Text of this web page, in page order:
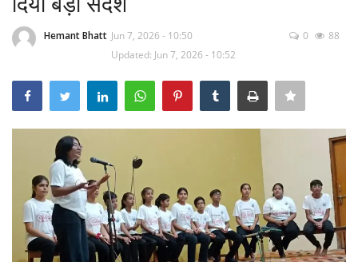
Home
Contact
मध्यप्रदेश
छत्तीसगढ़
उत्तर प्रदेश
अंतर्राष्ट्रीय
Hemant Bhatt Jun 7, 2026 - 10:50
Updated: Jun 7, 2026 - 10:52
0 88